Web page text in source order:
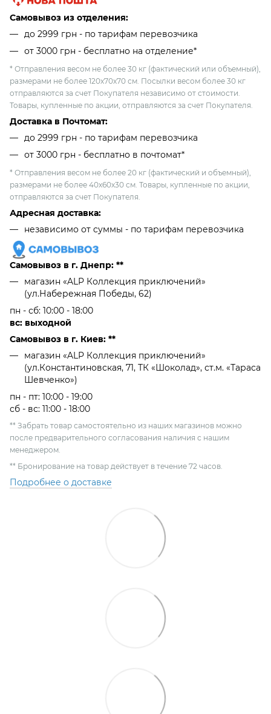
Самовывоз из отделения:
до 2999 грн - по тарифам перевозчика
от 3000 грн - бесплатно на отделение*
* Отправления весом не более 30 кг (фактический или объемный),
размерами не более 120х70х70 см. Посылки весом более 30 кг
отправляются за счет Покупателя независимо от стоимости.
Товары, купленные по акции, отправляются за счет Покупателя.
Доставка в Почтомат:
до 2999 грн - по тарифам перевозчика
от 3000 грн - бесплатно в почтомат*
* Отправления весом не более 20 кг (фактический и объемный),
размерами не более 40х60х30 см. Товары, купленные по акции,
отправляются за счет Покупателя.
Адресная доставка:
независимо от cуммы - по тарифам перевозчика
Самовывоз в г. Днепр: **
магазин «ALP Коллекция приключений»
(ул.Набережная Победы, 62)
пн - сб: 10:00 - 18:00
вс: выходной
Самовывоз в г. Киев: **
магазин «ALP Коллекция приключений»
(ул.Константиновская, 71, ТК «Шоколад», ст.м. «Тараса
Шевченко»)
пн - пт: 10:00 - 19:00
сб - вс: 11:00 - 18:00
** Забрать товар самостоятельно из наших магазинов можно
после предварительного согласования наличия с нашим
менеджером.
** Бронирование на товар действует в течение 72 часов.
Подробнее о доставке